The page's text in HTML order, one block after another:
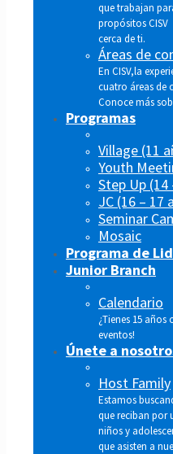
que trabajan
propósitos CISV
cerca de ti.
Áreas de
En CISV,la
cuatro áreas de
Conoce más
Programas
Village (11
Youth
Step Up (14
JC (16 – 17
Seminar
Mosaic
Programa de
Junior Branch
Calendario
¿Tienes 15 años
eventos!
Únete a
Host Family
Estamos
que reciban por
niños y
que asisten a